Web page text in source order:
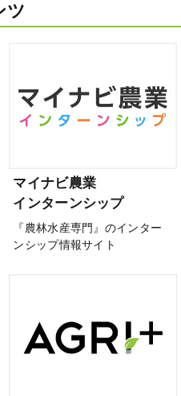
ツ
マイナビ農業
インターンシップ
『農林水産専門』のインター
ンシップ情報サイト